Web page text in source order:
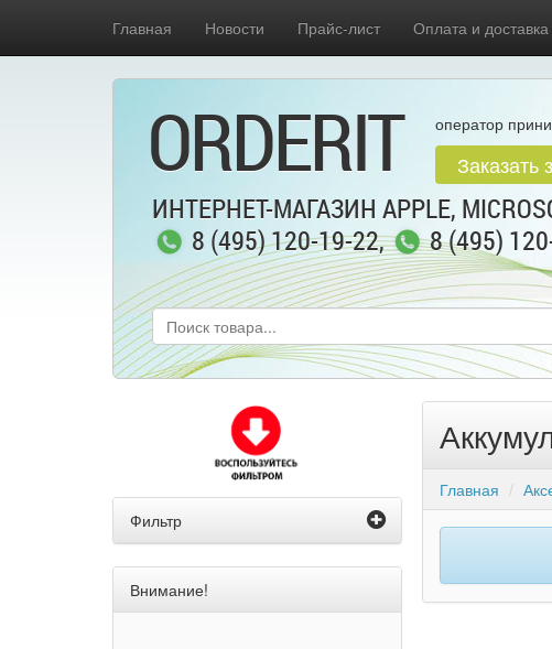
Главная Новости Прайс-лист Оплата и доставка
ORDERIT оператор
Заказать
ИНТЕРНЕТ-МАГАЗИН APPLE,
8 (495) 120-19-22, 8 (495)
Фильтр
Внимание!
Главная